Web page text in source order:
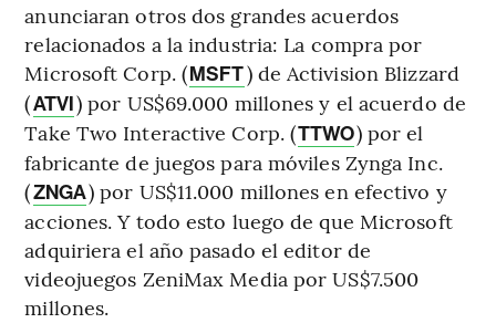
anunciaran otros dos grandes acuerdos
relacionados a la industria: La compra por
Microsoft Corp. (MSFT) de Activision Blizzard
(ATVI) por US$69.000 millones y el acuerdo de
Take Two Interactive Corp. (TTWO) por el
fabricante de juegos para móviles Zynga Inc.
(ZNGA) por US$11.000 millones en efectivo y
acciones. Y todo esto luego de que Microsoft
adquiriera el año pasado el editor de
videojuegos ZeniMax Media por US$7.500
millones.